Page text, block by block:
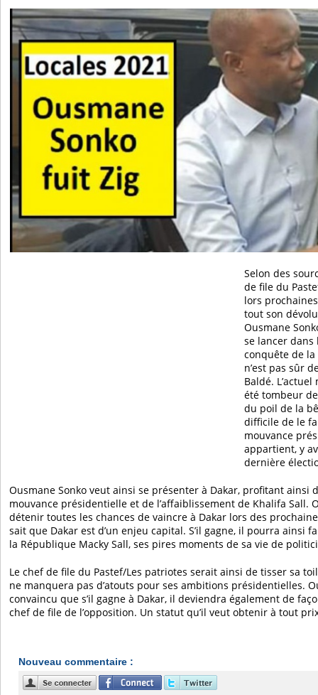
Selon des
de file du
lors
tout son
Ousmane
se lancer
conquête de
n’est pas sûr
Baldé.
été tombeur
du poil de la
difficile de le
mouvance
appartient, y
dernière
Ousmane Sonko veut ainsi se présenter à Dakar, profitant ainsi
mouvance présidentielle et de l’affaiblissement de Khalifa Sall.
détenir toutes les chances de vaincre à Dakar lors des
sait que Dakar est d’un enjeu capital. S’il gagne, il pourra ainsi
la République Macky Sall, ses pires moments de sa vie de
Le chef de file du Pastef/Les patriotes serait ainsi de tisser sa
ne manquera pas d’atouts pour ses ambitions présidentielles.
convaincu que s’il gagne à Dakar, il deviendra également de
chef de file de l’opposition. Un statut qu’il veut obtenir à tout
Nouveau commentaire :